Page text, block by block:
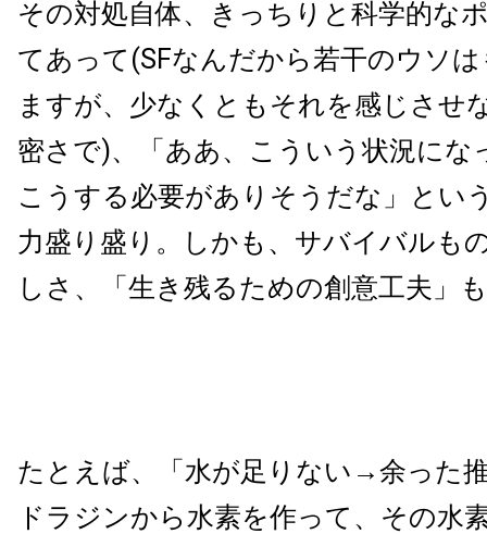
その対処自体、きっちりと科学的な
てあって(SFなんだから若干のウソ
ますが、少なくともそれを感じさせ
密さで)、「ああ、こういう状況にな
こうする必要がありそうだな」とい
力盛り盛り。しかも、サバイバルも
しさ、「生き残るための創意工夫」
たとえば、「水が足りない→余った
ドラジンから水素を作って、その水